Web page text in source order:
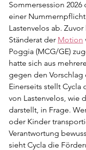
Sommersession
einer
Lastenvelos ab.
Ständerat der Motion
Poggia (MCG/GE)
hatte sich aus
gegen den Vorschlag
Einerseits stellt Cycla
von Lastenvelos, wie
darstellt, in Frage.
oder Kinder
Verantwortung
sieht Cycla die